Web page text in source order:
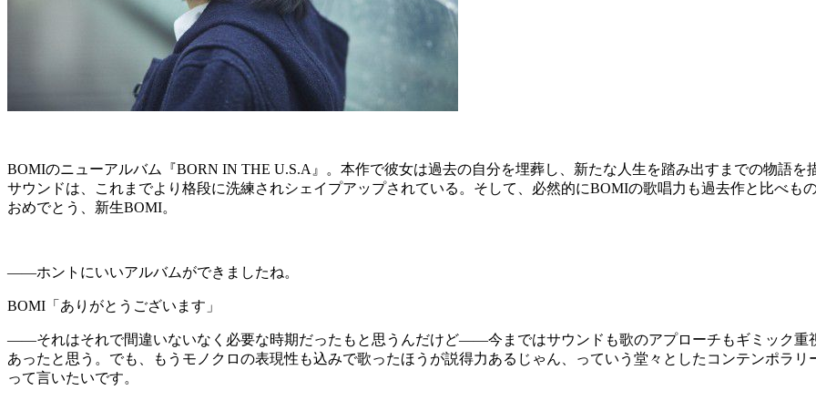
BOMIのニューアルバム『BORN IN THE U.S.A』。本作で彼女は過去の自分を埋葬し、新たな人生を踏み出すまでの物語
サウンドは、これまでより格段に洗練されシェイプアップされている。そして、必然的にBOMIの歌唱力も過去作と比べも
おめでとう、新生BOMI。
——ホントにいいアルバムができましたね。
BOMI 「ありがとうございます」
——それはそれで間違いないなく必要な時期だったもと思うんだけど——今まではサウンドも歌のアプローチもギミック重
あったと思う。でも、もうモノクロの表現性も込みで歌ったほうが説得力あるじゃん、っていう堂々としたコンテンポラ
って言いたいです。